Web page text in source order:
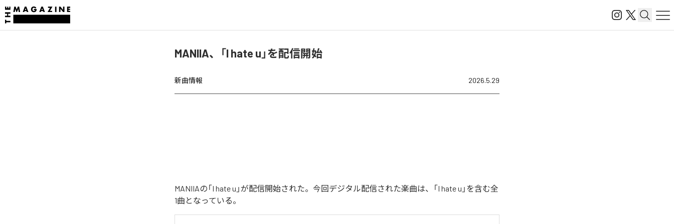
MANIIA、「I hate u」を配信開始
新曲情報 2026.5.29
MANIIAの「I hate u」が配信開始された。今回デジタル配信された楽曲は、「I hate u」を含む全
1曲となっている。